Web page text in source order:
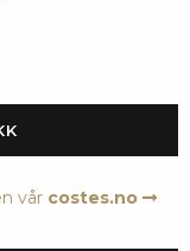
vår costes.no